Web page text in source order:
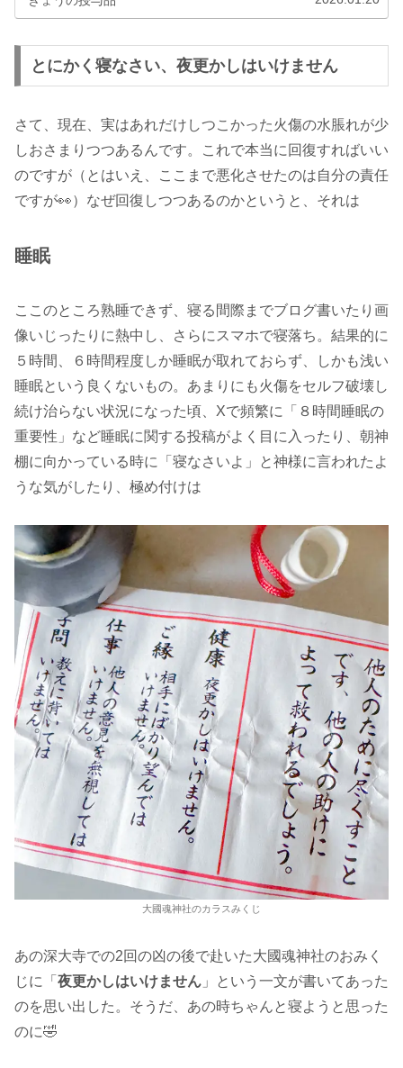
えも、捉え方一つで希望に変わる。全ての「凶」を引いた
とにかく寝なさい、夜更かしはいけません
さて、現在、実はあれだけしつこかった火傷の水脹れが少
しおさまりつつあるんです。これで本当に回復すればいい
のですが（とはいえ、ここまで悪化させたのは自分の責任
ですが👀）なぜ回復しつつあるのかというと、それは
睡眠
ここのところ熟睡できず、寝る間際までブログ書いたり画
像いじったりに熱中し、さらにスマホで寝落ち。結果的に
５時間、６時間程度しか睡眠が取れておらず、しかも浅い
睡眠という良くないもの。あまりにも火傷をセルフ破壊し
続け治らない状況になった頃、Xで頻繁に「８時間睡眠の
重要性」など睡眠に関する投稿がよく目に入ったり、朝神
棚に向かっている時に「寝なさいよ」と神様に言われたよ
うな気がしたり、極め付けは
大國魂神社のカラスみくじ
あの深大寺での2回の凶の後で赴いた大國魂神社のおみく
じに「 夜更かしはいけません 」という一文が書いてあった
のを思い出した。そうだ、あの時ちゃんと寝ようと思った
のに🤣